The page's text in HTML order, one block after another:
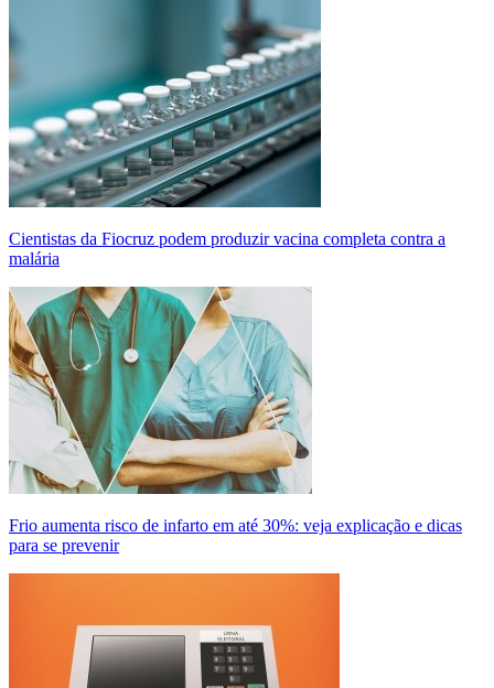
Cientistas da Fiocruz podem produzir vacina completa contra a
malária
Frio aumenta risco de infarto em até 30%: veja explicação e dicas
para se prevenir